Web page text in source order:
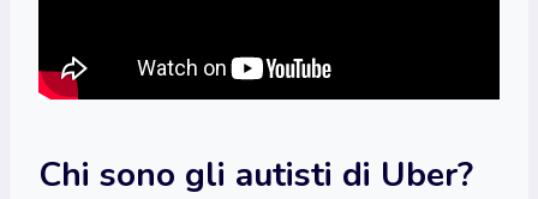
Chi sono gli autisti di Uber?